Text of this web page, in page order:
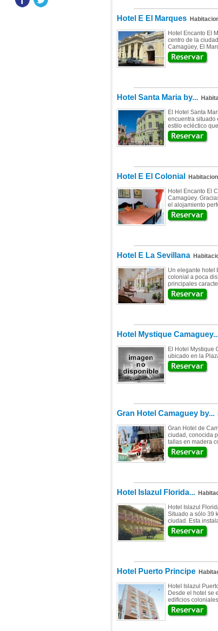
Hotel E El Marques
Hotel Encanto El
centro de la
Camagüey, El
Hotel Santa Maria by...
El Hotel Santa
encuentra situado
estilo ecléctico
Hotel E El Colonial
Hotel Encanto El
Camagüey.
el alojamiento
Hotel E La Sevillana
Un elegante hotel
colonial a poca
principales
Hotel Mystique
El Hotel Mystique
ubicado en la
Gran Hotel Camaguey by...
Gran Hotel de
ciudad, conocida
tallas en madera
Hotel Islazul Florida...
Hotel Islazul
Situado a sólo 39
ciudad. Esta
Hotel Puerto Principe
Hotel Islazul
Desde el hotel se
edificios